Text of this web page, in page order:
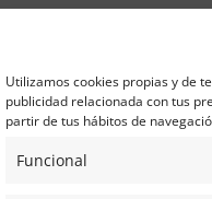
Utilizamos cookies propias y de
publicidad relacionada con tus
partir de tus hábitos de
Funcional